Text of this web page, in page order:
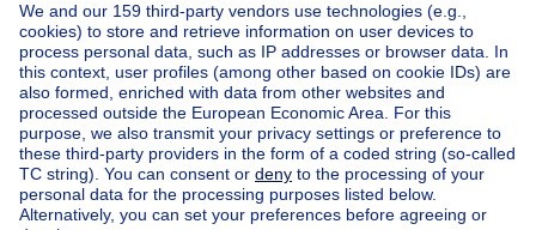
Ask a question
Home
Real estate agencies
Real estate agencies in Bruxelles
RESIDENCY